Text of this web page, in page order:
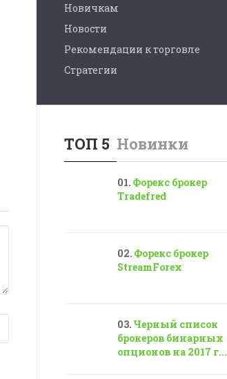
Новичкам
Новости
Рекомендации к торговле
Стратегии
ТОП 5 Новинки
Форекс брокер
Tradefred
Форекс брокер
StreamForex
Черный список
брокеров бинарных
опционов на 2017 г...